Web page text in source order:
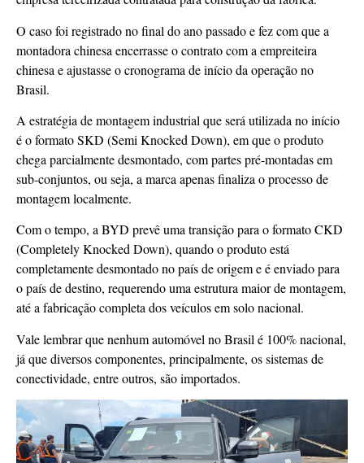
O caso foi registrado no final do ano passado e fez com que a
montadora chinesa encerrasse o contrato com a empreiteira
chinesa e ajustasse o cronograma de início da operação no
Brasil.
A estratégia de montagem industrial que será utilizada no início
é o formato SKD (Semi Knocked Down), em que o produto
chega parcialmente desmontado, com partes pré-montadas em
sub-conjuntos, ou seja, a marca apenas finaliza o processo de
montagem localmente.
Com o tempo, a BYD prevê uma transição para o formato CKD
(Completely Knocked Down), quando o produto está
completamente desmontado no país de origem e é enviado para
o país de destino, requerendo uma estrutura maior de montagem,
até a fabricação completa dos veículos em solo nacional.
Vale lembrar que nenhum automóvel no Brasil é 100% nacional,
já que diversos componentes, principalmente, os sistemas de
conectividade, entre outros, são importados.